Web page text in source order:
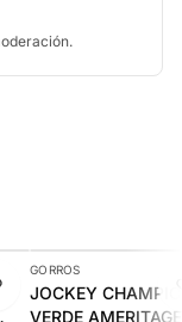
-15%
GORROS
JOCKEY
VERDE AMERITAGE